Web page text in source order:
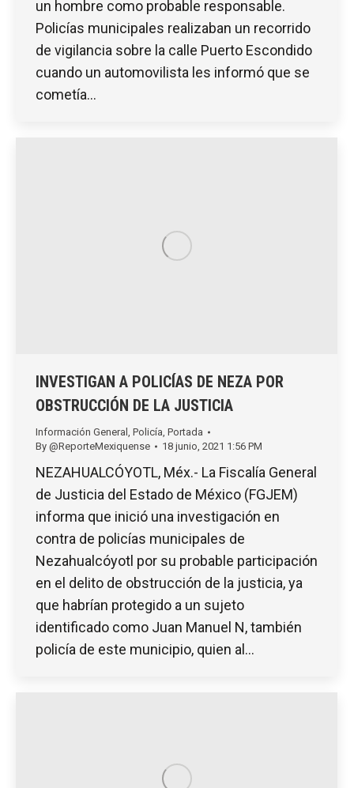
un hombre como probable responsable.
Policías municipales realizaban un recorrido
de vigilancia sobre la calle Puerto Escondido
cuando un automovilista les informó que se
cometía…
INVESTIGAN A POLICÍAS DE NEZA POR
OBSTRUCCIÓN DE LA JUSTICIA
Información General , Policía, Portada
By @ReporteMexiquense 18 junio, 2021 1:56 PM
NEZAHUALCÓYOTL, Méx.- La Fiscalía General
de Justicia del Estado de México (FGJEM)
informa que inició una investigación en
contra de policías municipales de
Nezahualcóyotl por su probable participación
en el delito de obstrucción de la justicia, ya
que habrían protegido a un sujeto
identificado como Juan Manuel N, también
policía de este municipio, quien al…